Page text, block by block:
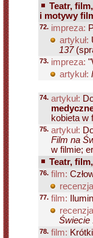
Teatr,
i motywy
72. impreza:
artykuł:
137
73. impreza:
artykuł:
74. artykuł:
kobieta w
75. artykuł:
Film na
w filmie;
Teatr,
76. film:
77. film:
Świecie
78. film: